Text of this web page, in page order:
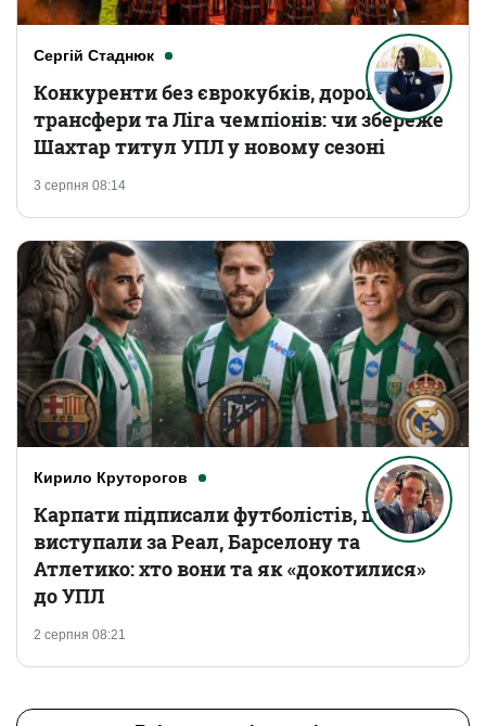
Сергій Стаднюк
3 серпня 08:14
Конкуренти без єврокубків, дорогі
трансфери та Ліга чемпіонів: чи збереже
Шахтар титул УПЛ у новому сезоні
Кирило Круторогов
2 серпня 08:21
Карпати підписали футболістів, що
виступали за Реал, Барселону та
Атлетико: хто вони та як «докотилися»
до УПЛ